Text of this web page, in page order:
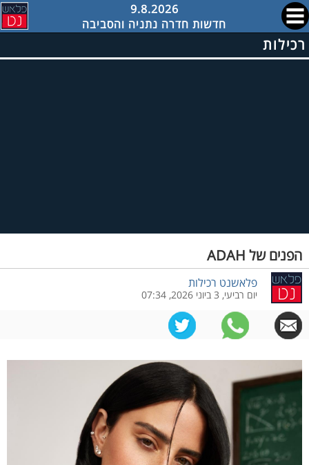
9.8.2026
חדשות חדרה נתניה והסביבה
רכילות
הפנים של ADAH
פלאשנט רכילות
יום רביעי, 3 ביוני 2026, 07:34